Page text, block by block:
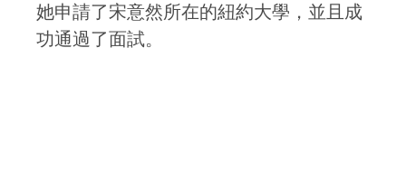
她申請了宋意然所在的紐約大學，並且成
功通過了面試。